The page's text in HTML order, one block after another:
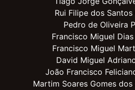
Rui Filipe dos
Pedro de Oliveira
Francisco Miguel
Francisco Miguel
David Miguel
João Francisco
Martim Soares Gomes dos